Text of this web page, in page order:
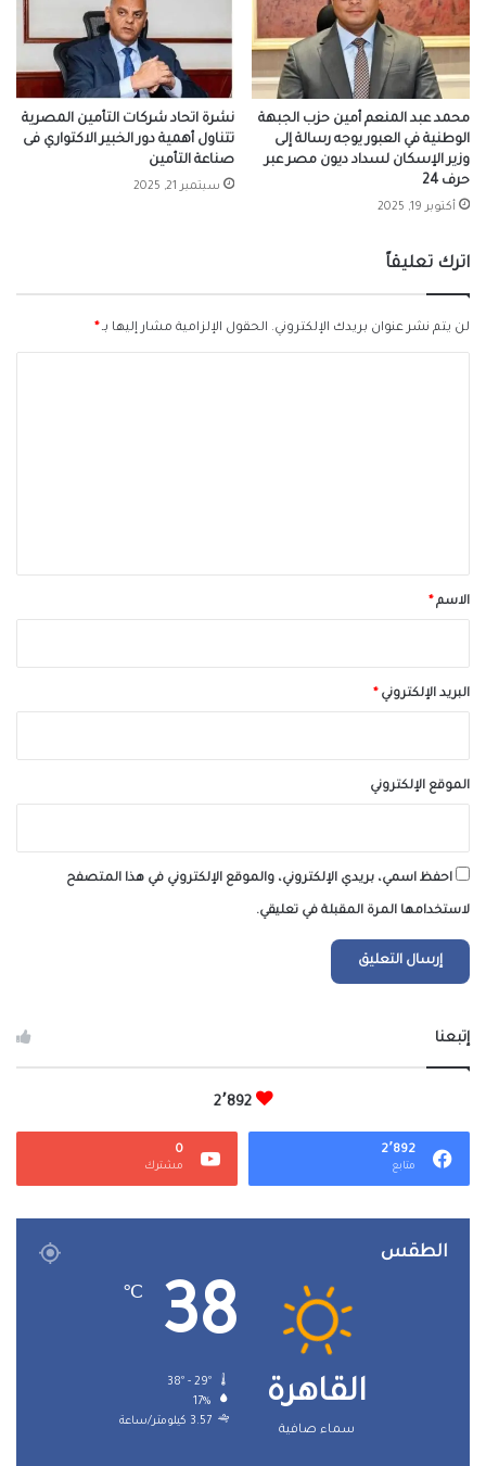
محمد عبد المنعم أمين حزب الجبهة
الوطنية في العبور يوجه رسالة إلى
وزير الإسكان لسداد ديون مصر عبر
حرف 24
أكتوبر 19, 2025
نشرة اتحاد شركات التأمين المصرية
تتناول أهمية دور الخبير الاكتواري فى
صناعة التأمين
سبتمبر 21, 2025
اترك تعليقاً
لن يتم نشر عنوان بريدك الإلكتروني. الحقول الإلزامية مشار إليها بـ *
*الاسم *
البريد الإلكتروني *
الموقع الإلكتروني
احفظ اسمي، بريدي الإلكتروني، والموقع الإلكتروني في هذا المتصفح
لاستخدامها المرة المقبلة في تعليقي.
إتبعنا
2٬892
2٬892
متابع
0
مشترك
الطقس
القاهرة
سماء صافية
38
℃
17%
3.57 كيلومتر/ساعة